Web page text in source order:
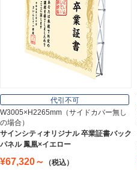
代引不可
W3005×H2265mm（サイドカバー無し
の場合）
サインシティオリジナル 卒業証書バック
パネル 鳳凰×イエロー
¥67,320～
（税込）